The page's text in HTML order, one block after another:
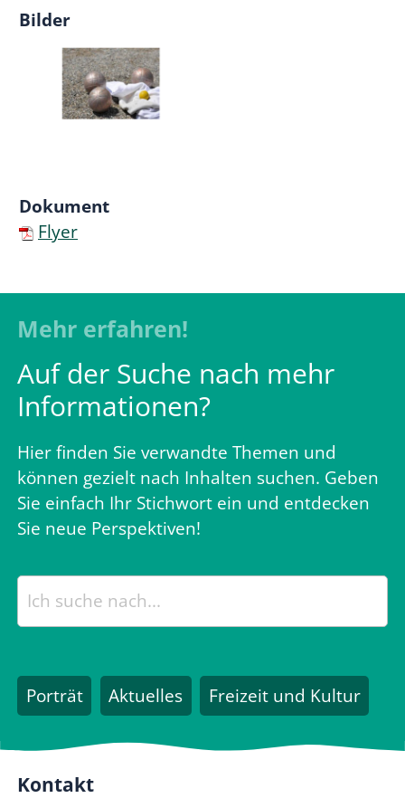
Bilder
Dokument
Flyer
Mehr erfahren!
Auf der Suche nach mehr
Informationen?
Hier finden Sie verwandte Themen und
können gezielt nach Inhalten suchen. Geben
Sie einfach Ihr Stichwort ein und entdecken
Sie neue Perspektiven!
Porträt Aktuelles Freizeit und Kultur
Kontakt